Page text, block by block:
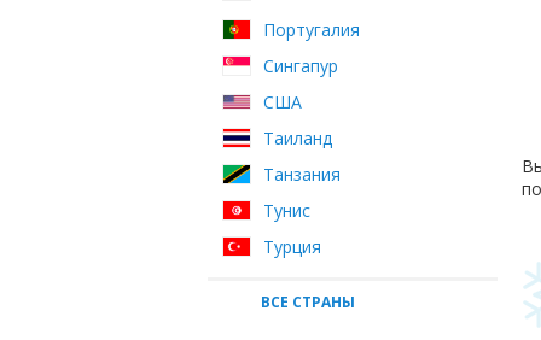
Португалия
Сингапур
США
Таиланд
Танзания
Тунис
Турция
ВСЕ СТРАНЫ